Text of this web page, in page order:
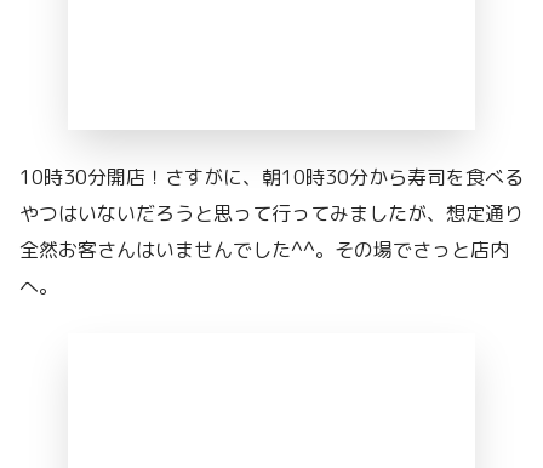
10時30分開店！さすがに、朝10時30分から寿司を食べる
やつはいないだろうと思って行ってみましたが、想定通り
全然お客さんはいませんでした^^。その場でさっと店内
へ。